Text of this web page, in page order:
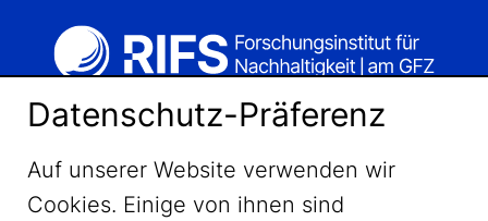
Datenschutz-Präferenz
Auf unserer Website verwenden wir
Cookies. Einige von ihnen sind